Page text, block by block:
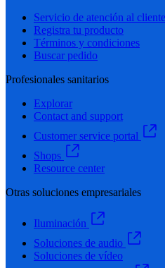
Servicio de atención al cliente
Registra tu producto
Términos y condiciones
Buscar pedido
Profesionales sanitarios
Explorar
Contact and support
Customer service portal
Shops
Resource center
Otras soluciones empresariales
Iluminación
Soluciones de audio
Soluciones de vídeo